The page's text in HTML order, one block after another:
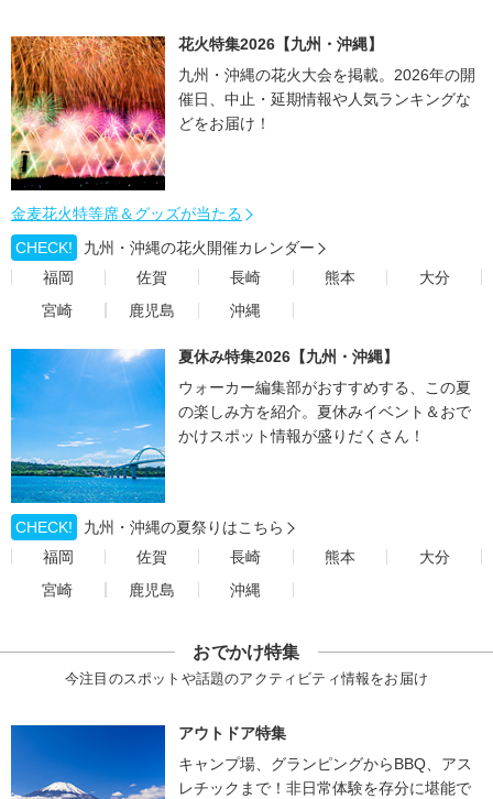
花火特集2026【九州・沖縄】
九州・沖縄の花火大会を掲載。2026年の開
催日、中止・延期情報や人気ランキングな
どをお届け！
金麦花火特等席＆グッズが当たる
CHECK!
九州・沖縄の花火開催カレンダー
福岡
佐賀 長崎 熊本
大分
宮崎
鹿児島 沖縄
夏休み特集2026【九州・沖縄】
ウォーカー編集部がおすすめする、この夏
の楽しみ方を紹介。夏休みイベント＆おで
かけスポット情報が盛りだくさん！
CHECK!
九州・沖縄の夏祭りはこちら
福岡
佐賀 長崎 熊本
大分
宮崎
鹿児島 沖縄
おでかけ特集
今注目のスポットや話題のアクティビティ情報をお届け
アウトドア特集
キャンプ場、グランピングからBBQ、アス
レチックまで！非日常体験を存分に堪能で